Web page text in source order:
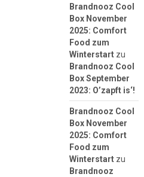
Brandnooz Cool
Box November
2025: Comfort
Food zum
Winterstartzu
Brandnooz Cool
Box September
2023: O’zapft is‘!
Brandnooz Cool
Box November
2025: Comfort
Food zum
Winterstartzu
Brandnooz